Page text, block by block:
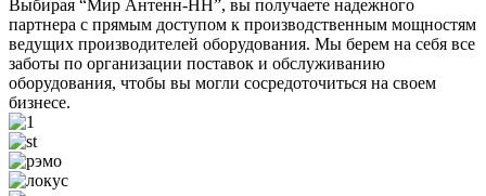
Выбирая “Мир Антенн-НН”, вы получаете надежного
партнера с прямым доступом к производственным мощностям
ведущих производителей оборудования. Мы берем на себя все
заботы по организации поставок и обслуживанию
оборудования, чтобы вы могли сосредоточиться на своем
бизнесе.